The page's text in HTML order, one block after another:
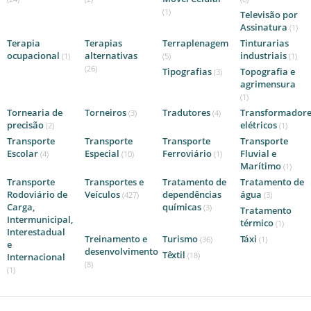
(1)
Televisão por
Assinatura (1)
Terapia
ocupacional (1)
Terapias
alternativas
(26)
Terraplenagem
(5)
Tinturarias
industriais (1)
Tipografias (3)
Topografia e
agrimensura
(1)
Tornearia de
precisão (2)
Torneiros (3) Tradutores (4)
elétricos (1)
Transporte
Escolar (4)
Transporte
Especial (10)
Transporte
Ferroviário (1)
Transporte
Fluvial e
Marítimo (1)
Transporte
Rodoviário de
Carga,
Intermunicipal,
Interestadual
e
Internacional
(1)
Transportes e
Veículos (427)
Tratamento de
dependências
químicas (3)
Tratamento de
água (3)
Tratamento
térmico (1)
Treinamento e
desenvolvimento
(8)
Turismo (36) Táxi (1)
Têxtil (18)